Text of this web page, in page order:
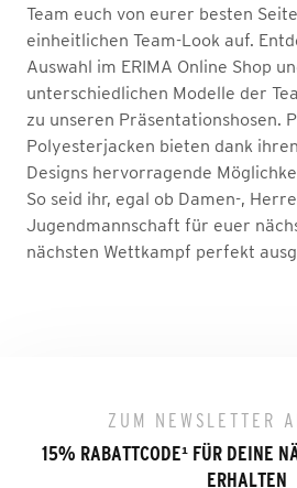
Team euch von eurer besten
einheitlichen Team-Look auf.
Auswahl im ERIMA Online Shop
unterschiedlichen Modelle der
zu unseren Präsentationshosen.
Polyesterjacken bieten dank
Designs hervorragende
So seid ihr, egal ob Damen-,
Jugendmannschaft für euer
nächsten Wettkampf perfekt
ZUM NEWSLETTER
15% RABATTCODE¹ FÜR DEINE
ERHALTEN